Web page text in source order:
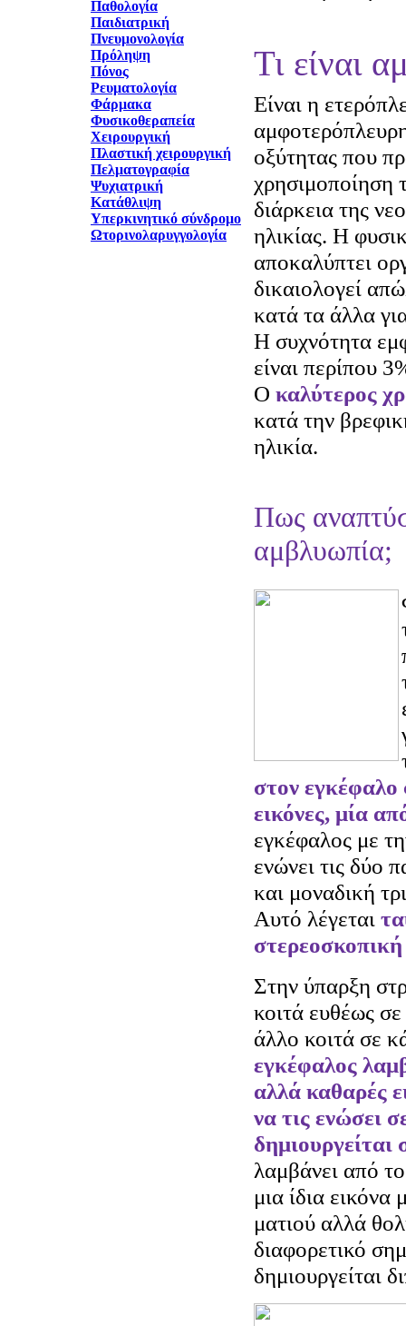
Παθολογία
Παιδιατρική
Πνευμονολογία
Πρόληψη
Πόνος
Ρευματολογία
Φάρμακα
Φυσικοθεραπεία
Χειρουργική
Πλαστική χειρουργική
Πελματογραφία
Ψυχιατρική
Κατάθλιψη
Υπερκινητικό σύνδρομο
Ωτορινολαρυγγολογία
Τι είναι
Είναι η
οξύτητας που
χρησιμοποίηση
διάρκεια της
ηλικίας. Η
αποκαλύπτει
δικαιολογεί
κατά τα άλλα
Η συχνότητα
είναι περίπου
Ο καλύτερος
κατά την
ηλικία.
Πως
αμβλυωπία;
στον εγκέφαλο
εικόνες, μία
εγκέφαλος με
ενώνει τις δύο
και μοναδική
Αυτό λέγεται
Στην ύπαρξη
κοιτά ευθέως
άλλο κοιτά σε
εγκέφαλος
αλλά καθαρές
να τις ενώσει
δημιουργείται
λαμβάνει από
μια ίδια
ματιού αλλά
διαφορετικό
δημιουργείται